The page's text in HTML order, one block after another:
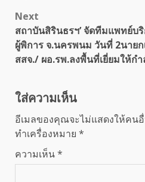
Next
สถาบันสิรินธรฯ’ จัดทีมแพทย์บ
ผู้พิการ จ.นครพนม วันที่ 2นาย
สสจ./ ผอ.รพ.ลงพื้นที่เยี่ยมให้กำ
ใส่ความเห็น
อีเมลของคุณจะไม่แสดงให้คน
ทำเครื่องหมาย *
ความเห็น*